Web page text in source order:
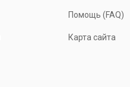
Помощь (FAQ)
Карта сайта